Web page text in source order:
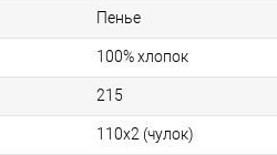
Пенье
100% хлопок
215
110x2 (чулок)